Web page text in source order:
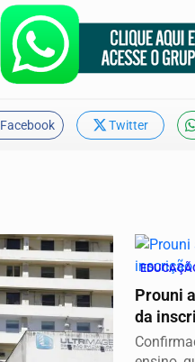
Facebook Twitter
Prouni
da